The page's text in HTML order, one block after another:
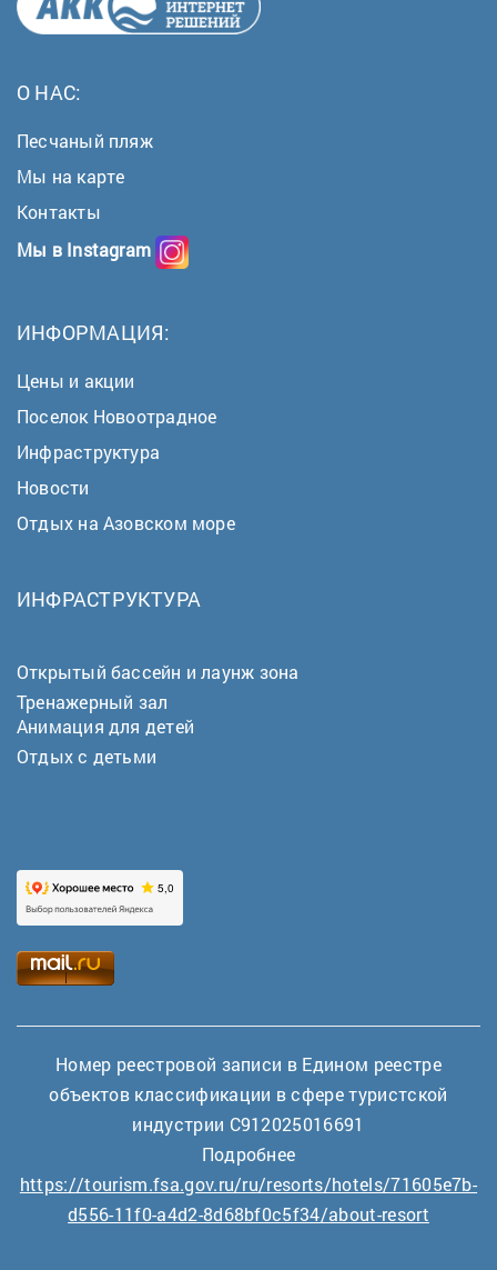
О НАС:
Песчаный пляж
Мы на карте
Контакты
Мы в Instagram
ИНФОРМАЦИЯ:
Цены и акции
Поселок Новоотрадное
Инфраструктура
Новости
Отдых на Азовском море
ИНФРАСТРУКТУРА
Открытый бассейн и лаунж зона
Тренажерный зал
Анимация для детей
Отдых с детьми
Номер реестровой записи в Едином реестре
объектов классификации в сфере туристской
индустрии С912025016691
Подробнее
https://tourism.fsa.gov.ru/ru/resorts/hotels/71605e7b-
d556-11f0-a4d2-8d68bf0c5f34/about-resort